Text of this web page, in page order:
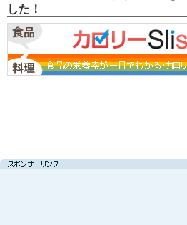
した！